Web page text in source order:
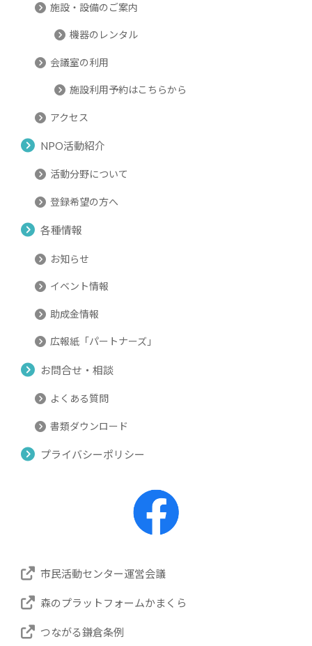
施設・設備のご案内
機器のレンタル
会議室の利用
施設利用予約はこちらから
アクセス
NPO活動紹介
活動分野について
登録希望の方へ
各種情報
お知らせ
イベント情報
助成金情報
広報紙「パートナーズ」
お問合せ・相談
よくある質問
書類ダウンロード
プライバシーポリシー
市民活動センター運営会議
森のプラットフォームかまくら
つながる鎌倉条例